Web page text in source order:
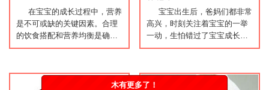
在宝宝的成长过程中，营养
是不可或缺的关键因素。合理
的饮食搭配和营养均衡是确保
宝宝健康成长的重要秘诀。以
的标志
宝宝出生后，爸妈们都非常
高兴，时刻关注着宝宝的一举
一动，生怕错过了宝宝成长的
每时每刻，而且要是宝宝有什
木有更多了！